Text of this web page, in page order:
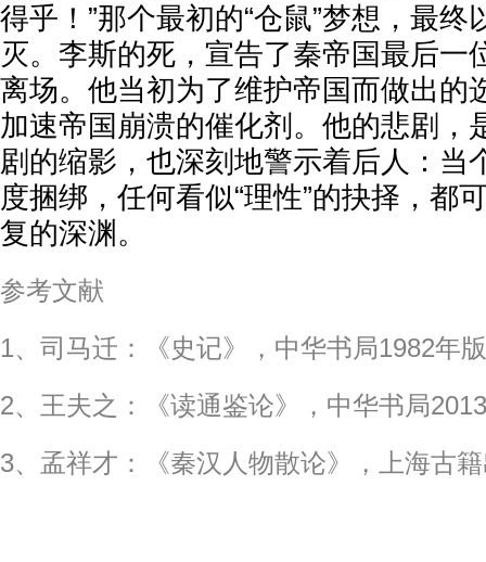
得乎！”那个最初的“仓鼠”梦想，最
灭。李斯的死，宣告了秦帝国最后一
离场。他当初为了维护帝国而做出的
加速帝国崩溃的催化剂。他的悲剧，
剧的缩影，也深刻地警示着后人：当
度捆绑，任何看似“理性”的抉择，都
复的深渊。
参考文献
1、司马迁：《史记》，中华书局1982年
2、王夫之：《读通鉴论》，中华书局
3、孟祥才：《秦汉人物散论》，上海古